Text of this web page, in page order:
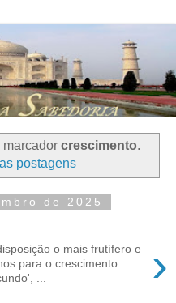
marcador crescimento.
postagens
de 2025
›
o mais frutífero e
para o crescimento
...